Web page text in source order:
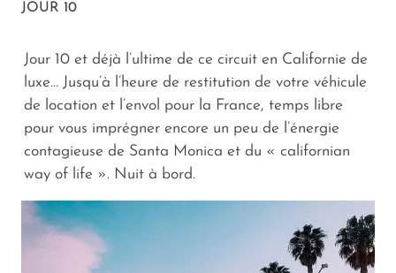
JOUR 10
Jour 10 et déjà l’ultime de ce circuit en Californie de
luxe… Jusqu’à l’heure de restitution de votre véhicule
de location et l’envol pour la France, temps libre
pour vous imprégner encore un peu de l’énergie
contagieuse de Santa Monica et du « californian
way of life ». Nuit à bord.